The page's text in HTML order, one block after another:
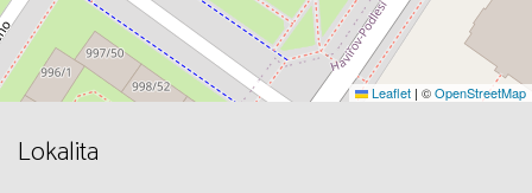
Leaflet | ©OpenStreetMap
Lokalita